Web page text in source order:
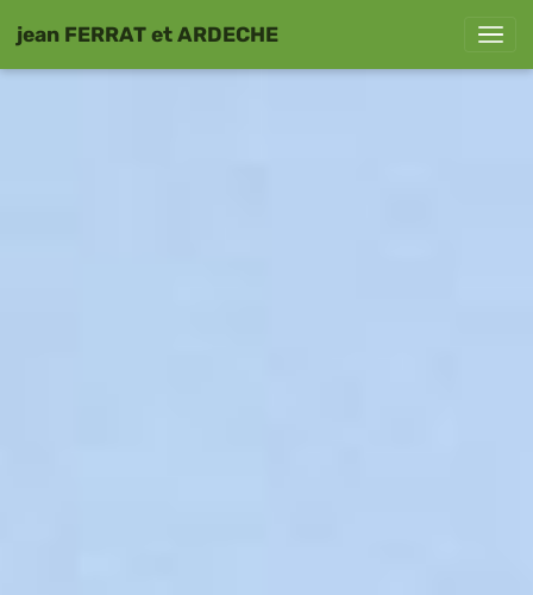
jean FERRAT et ARDECHE